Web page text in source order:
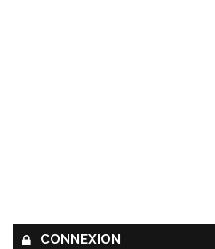
CONNEXION